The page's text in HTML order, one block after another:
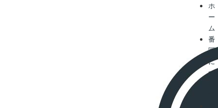
ホ
ー
ム
番
匠
に
つ